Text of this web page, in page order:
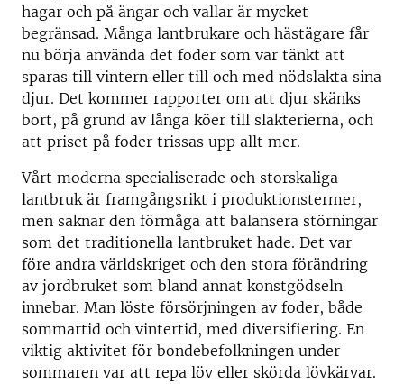
hagar och på ängar och vallar är mycket
begränsad. Många lantbrukare och hästägare får
nu börja använda det foder som var tänkt att
sparas till vintern eller till och med nödslakta sina
djur. Det kommer rapporter om att djur skänks
bort, på grund av långa köer till slakterierna, och
att priset på foder trissas upp allt mer.
Vårt moderna specialiserade och storskaliga
lantbruk är framgångsrikt i produktionstermer,
men saknar den förmåga att balansera störningar
som det traditionella lantbruket hade. Det var
före andra världskriget och den stora förändring
av jordbruket som bland annat konstgödseln
innebar. Man löste försörjningen av foder, både
sommartid och vintertid, med diversifiering. En
viktig aktivitet för bondebefolkningen under
sommaren var att repa löv eller skörda lövkärvar.